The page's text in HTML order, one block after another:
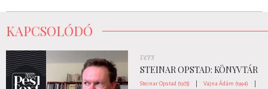
KAPCSOLÓDÓ
vers
STEINAR OPSTAD: KÖNYVTÁR
Steinar Opstad (1973) Vajna Ádám (1994)